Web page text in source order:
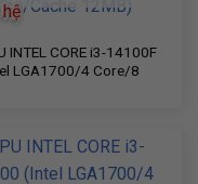
webcam này cho
Mẽ
INTEL CORE i3-14100F
LGA1700/4 Core/8